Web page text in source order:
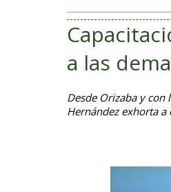
a las
Desde Orizaba y con
Hernández exhorta a